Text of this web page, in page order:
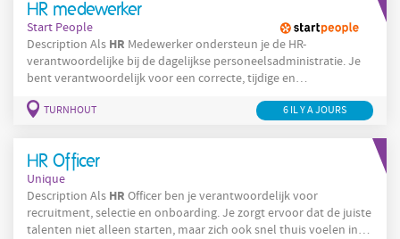
HR medewerker
Start People
Description Als HR Medewerker ondersteun je de HR-
verantwoordelijke bij de dagelijkse personeelsadministratie. Je
bent verantwoordelijk voor een correcte, tijdige en
processen. Dankzij jouw nauwkeurige aanpak verlopen dossiers
arbeidsovereenkomsten en sociale documenten Administratief
opvolgen van
TURNHOUT 6 IL Y A JOURS
HR Officer
Unique
Description Als HR Officer ben je verantwoordelijk voor
recruitment, selectie en onboarding. Je zorgt ervoor dat de juiste
talenten niet alleen starten, maar zich ook snel thuis voelen in